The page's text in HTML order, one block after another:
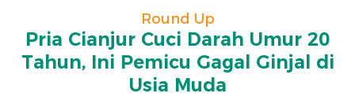
Round Up
Pria Cianjur Cuci Darah Umur 20
Tahun, Ini Pemicu Gagal Ginjal di
Usia Muda